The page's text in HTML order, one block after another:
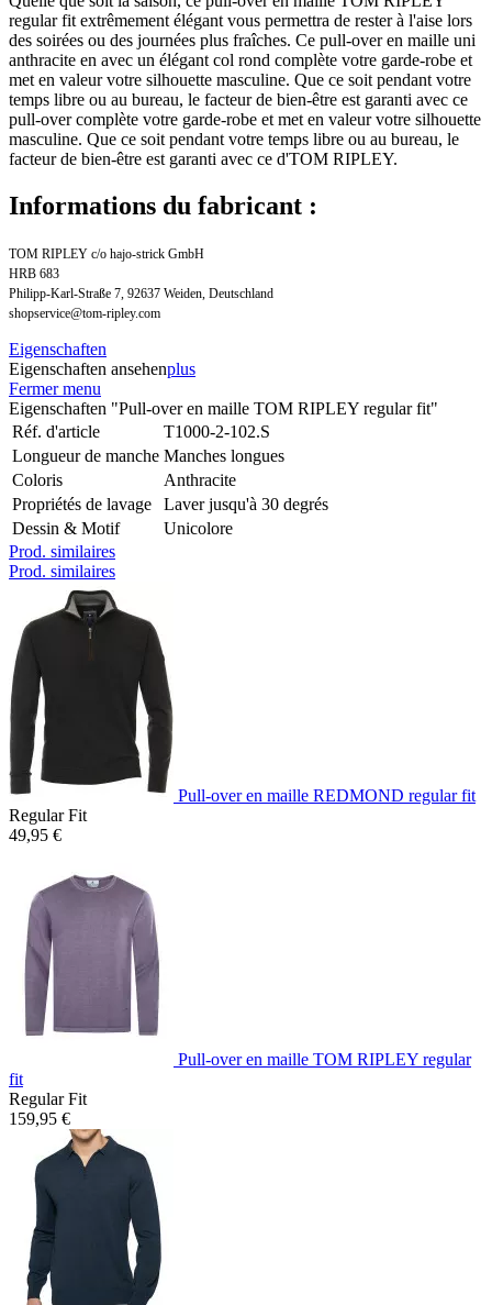
regular fit extrêmement élégant vous permettra de rester à l'aise lors
des soirées ou des journées plus fraîches. Ce pull-over en maille uni
anthracite en avec un élégant col rond complète votre garde-robe et
met en valeur votre silhouette masculine. Que ce soit pendant votre
temps libre ou au bureau, le facteur de bien-être est garanti avec ce
pull-over complète votre garde-robe et met en valeur votre silhouette
masculine. Que ce soit pendant votre temps libre ou au bureau, le
facteur de bien-être est garanti avec ce d'TOM RIPLEY.
Informations du fabricant :
TOM RIPLEY c/o hajo-strick GmbH
HRB 683
Philipp-Karl-Straße 7, 92637 Weiden, Deutschland
shopservice@tom-ripley.com
Eigenschaften
Eigenschaften ansehenplus
Fermer menu
Eigenschaften "Pull-over en maille TOM RIPLEY regular fit"
Réf. d'article
T1000-2-102.S
Longueur de manche Manches longues
Coloris
Anthracite
Propriétés de lavage
Laver jusqu'à 30 degrés
Dessin & Motif
Unicolore
Prod. similaires
Prod. similaires
Pull-over en maille REDMOND regular fit
Regular Fit
49,95 €
Pull-over en maille TOM RIPLEY regular
fit
Regular Fit
159,95 €